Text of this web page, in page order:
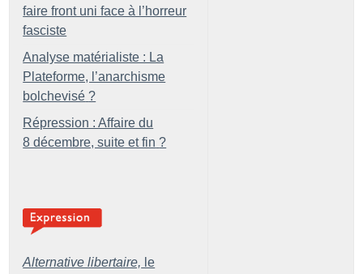
faire front uni face à l’horreur
fasciste
Analyse matérialiste : La
Plateforme, l’anarchisme
bolchevisé ?
Répression : Affaire du
8 décembre, suite et fin ?
Alternative libertaire, le